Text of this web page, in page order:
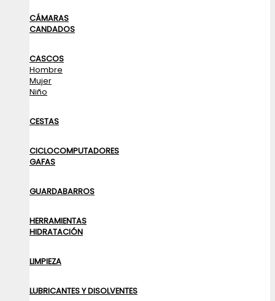
CÁMARAS
CANDADOS
CASCOS
Hombre
Mujer
Niño
CESTAS
CICLOCOMPUTADORES
GAFAS
GUARDABARROS
HERRAMIENTAS
HIDRATACIÓN
LIMPIEZA
LUBRICANTES Y DISOLVENTES